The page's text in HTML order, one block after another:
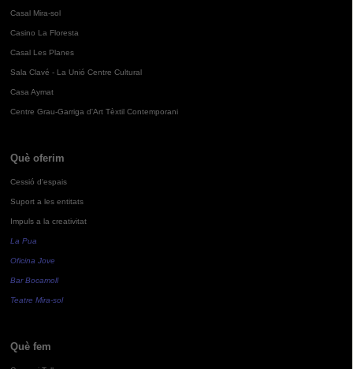
Casal Mira-sol
Casino La Floresta
Casal Les Planes
Sala Clavé - La Unió Centre Cultural
Casa Aymat
Centre Grau-Garriga d'Art Tèxtil Contemporani
Què oferim
Cessió d'espais
Suport a les entitats
Impuls a la creativitat
La Pua
Oficina Jove
Bar Bocamoll
Teatre Mira-sol
Què fem